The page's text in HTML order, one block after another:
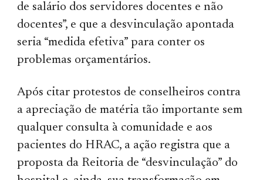
de salário dos servidores docentes e não
docentes”, e que a desvinculação apontada
seria “medida efetiva” para conter os
problemas orçamentários.
Após citar protestos de conselheiros contra
a apreciação de matéria tão importante sem
qualquer consulta à comunidade e aos
pacientes do HRAC, a ação registra que a
proposta da Reitoria de “desvinculação” do